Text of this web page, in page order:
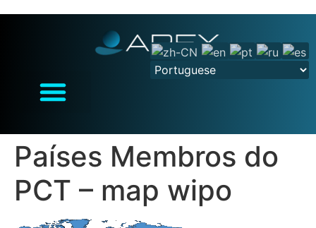
Países Membros do
PCT – map wipo